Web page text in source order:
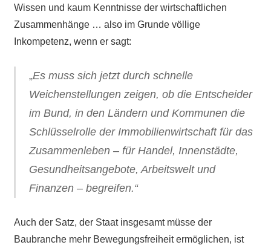
Wissen und kaum Kenntnisse der wirtschaftlichen
Zusammenhänge … also im Grunde völlige
Inkompetenz, wenn er sagt:
„Es muss sich jetzt durch schnelle
Weichenstellungen zeigen, ob die Entscheider
im Bund, in den Ländern und Kommunen die
Schlüsselrolle der Immobilienwirtschaft für das
Zusammenleben – für Handel, Innenstädte,
Gesundheitsangebote, Arbeitswelt und
Finanzen – begreifen.“
Auch der Satz, der Staat insgesamt müsse der
Baubranche mehr Bewegungsfreiheit ermöglichen, ist